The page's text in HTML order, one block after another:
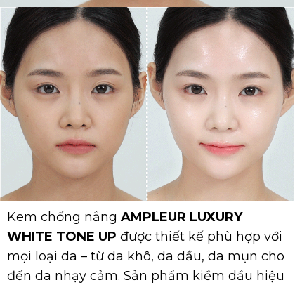
Kem chống nắng AMPLEUR LUXURY
WHITE TONE UP được thiết kế phù hợp với
mọi loại da – từ da khô, da dầu, da mụn cho
đến da nhạy cảm. Sản phẩm kiềm dầu hiệu